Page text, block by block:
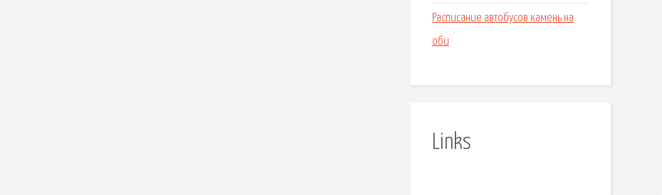
Расписание автобусов камень на
оби
Links